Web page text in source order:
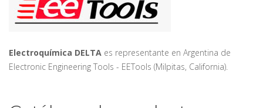
Electroquímica DELTA es representante en Argentina de
Electronic Engineering Tools - EETools (Milpitas, California).